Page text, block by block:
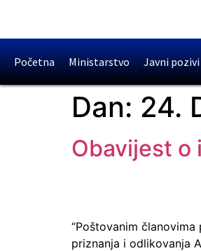
Početna Ministarstvo Javni pozivi
Dan: 24.
Obavijest o
“Poštovanim
priznanja i odlikovanja